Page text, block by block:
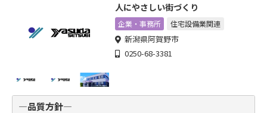
人にやさしい街づくり
企業・事務所 住宅設備業関連
新潟県阿賀野市
0250-68-3381
―品質方針―